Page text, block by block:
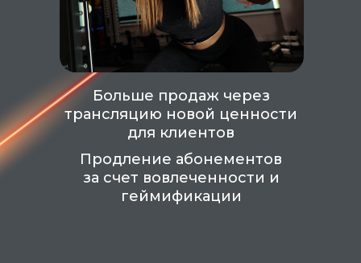
Продление абонементов
за счет вовлеченности и
геймификации
Больше продаж через
трансляцию новой ценности
для клиентов